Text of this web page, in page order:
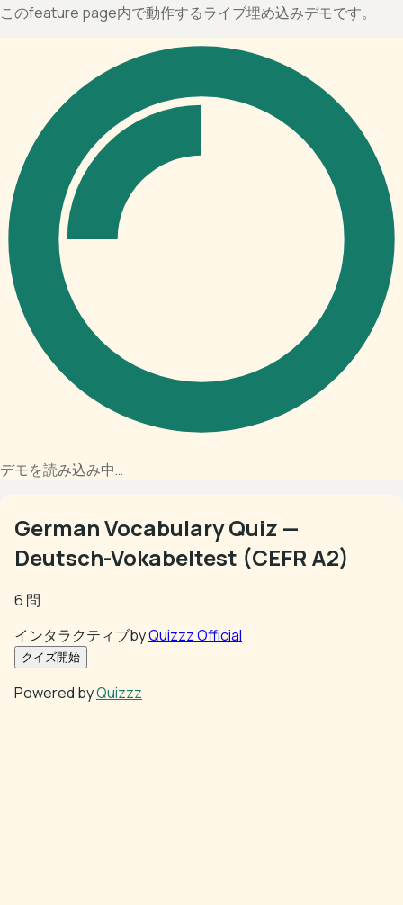
このfeature page内で動作するライブ埋め込みデモです。
デモを読み込み中…